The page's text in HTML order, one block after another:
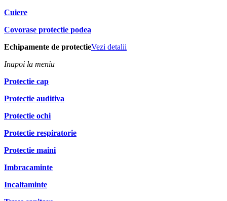
Cuiere
Covorase protectie podea
Echipamente de protectieVezi detalii
Inapoi la meniu
Protectie cap
Protectie auditiva
Protectie ochi
Protectie respiratorie
Protectie maini
Imbracaminte
Incaltaminte